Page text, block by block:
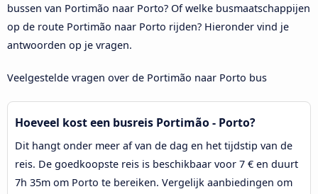
bussen van Portimão naar Porto? Of welke busmaatschappijen
op de route Portimão naar Porto rijden? Hieronder vind je
antwoorden op je vragen.
Veelgestelde vragen over de Portimão naar Porto bus
Hoeveel kost een busreis Portimão - Porto?
Dit hangt onder meer af van de dag en het tijdstip van de
reis. De goedkoopste reis is beschikbaar voor 7 € en duurt
7h 35m om Porto te bereiken. Vergelijk aanbiedingen om